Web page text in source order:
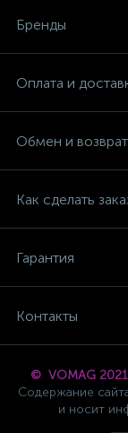
Бренды
Оплата и
Обмен и возврат
Как сделать
Гарантия
Контакты
© VOMAG
Содержание
и носит